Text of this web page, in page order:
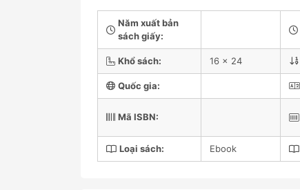
Năm xuất bản
sách giấy:
Khổ sách: 16 x 24
Quốc gia:
Mã ISBN:
Loại sách: Ebook